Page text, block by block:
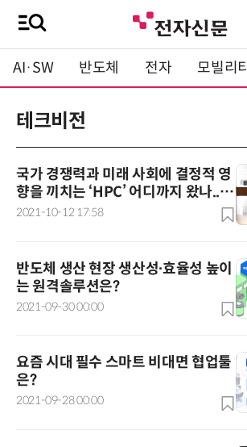
AI·SW 반도체 전자 모빌리티
테크비전
국가 경쟁력과 미래 사회에 결정적 영
향을 끼치는 ‘HPC’ 어디까지 왔나...
유충근 상무 인터뷰
2021-10-12 17:58
반도체 생산 현장 생산성∙효율성 높이
는 원격솔루션은?
2021-09-30 00:00
요즘 시대 필수 스마트 비대면 협업툴
은?
2021-09-28 00:00